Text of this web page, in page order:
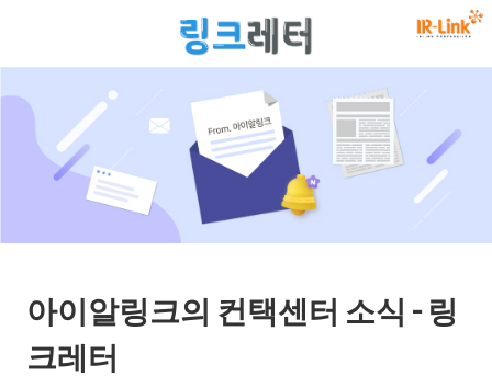
아이알링크의 컨택센터 소식 - 링
크레터